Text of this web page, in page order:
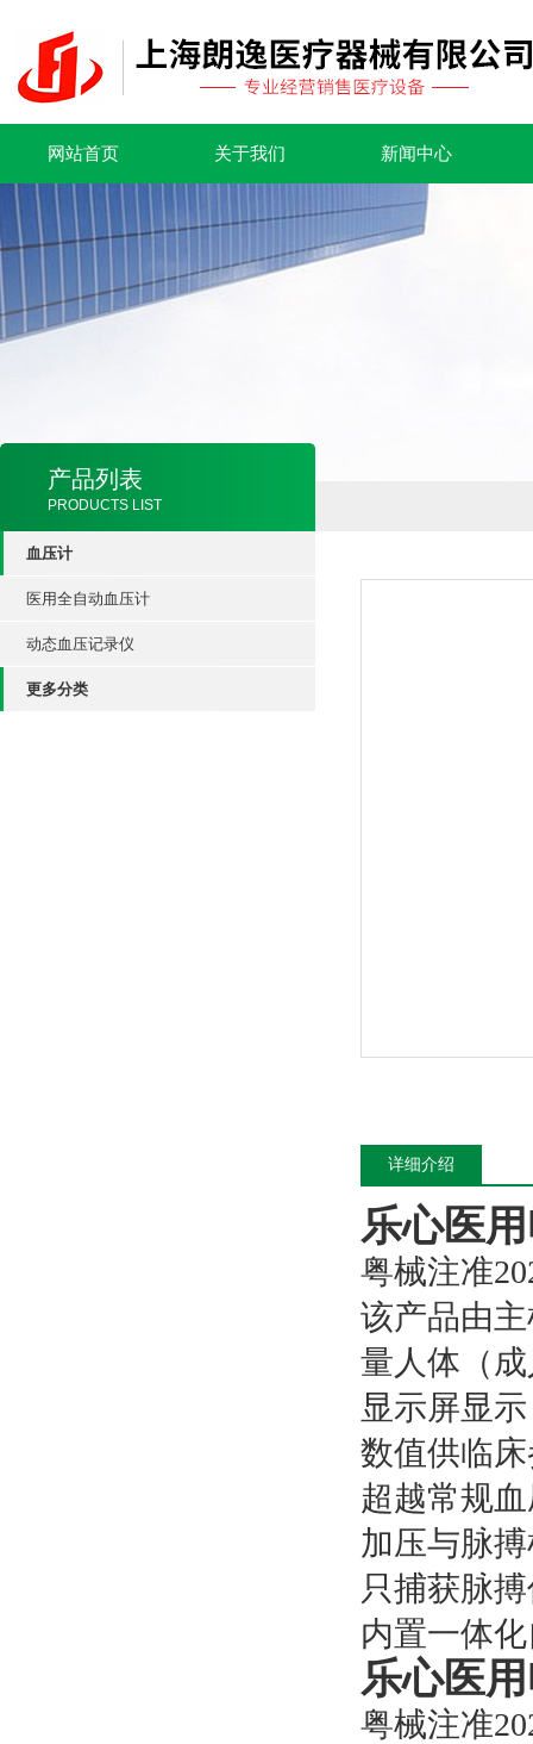
网站首页 关于我们 新闻中心
产品列表
PRODUCTS LIST
血压计
医用全自动血压计
动态血压记录仪
更多分类
详细介绍
乐心医
粤械注准
该产品由
量人体（
显示屏显
数值供临
超越常规
加压与脉
只捕获脉
内置一体
乐心医
粤械注准